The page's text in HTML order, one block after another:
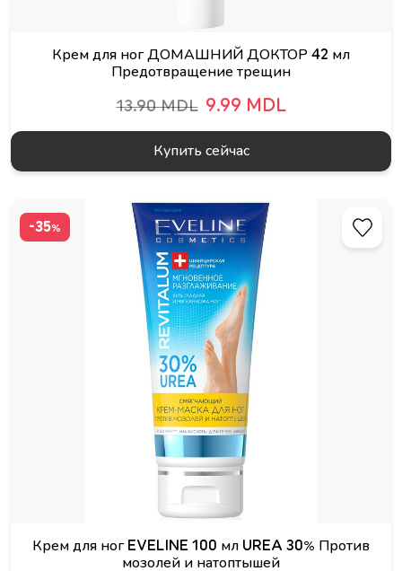
Крем для ног ДОМАШНИЙ ДОКТОР 42 мл
Предотвращение трещин
13.90 MDL 9.99 MDL
Купить сейчас
-35%
Крем для ног EVELINE 100 мл UREA 30% Против
мозолей и натоптышей